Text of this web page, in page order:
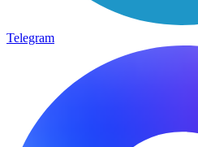
Telegram